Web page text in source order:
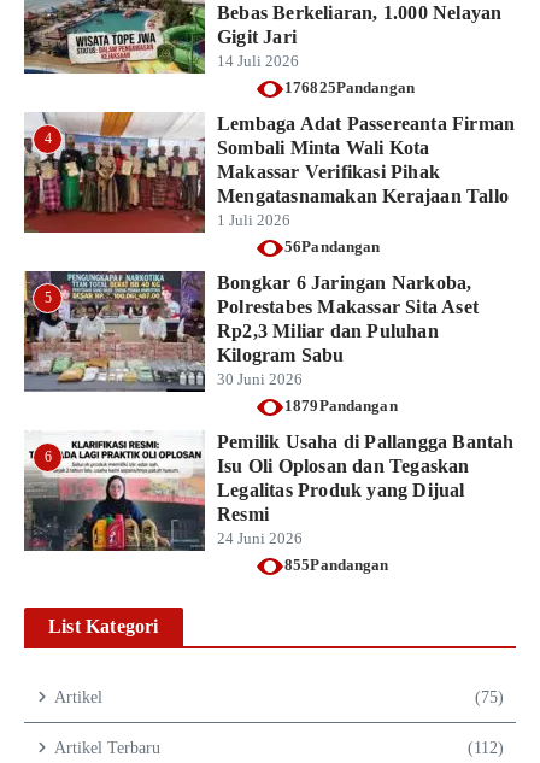
Bebas Berkeliaran, 1.000 Nelayan
Gigit Jari
14 Juli 2026
176825Pandangan
4
Lembaga Adat Passereanta Firman
Sombali Minta Wali Kota
Makassar Verifikasi Pihak
Mengatasnamakan Kerajaan Tallo
1 Juli 2026
56Pandangan
5
Bongkar 6 Jaringan Narkoba,
Polrestabes Makassar Sita Aset
Rp2,3 Miliar dan Puluhan
Kilogram Sabu
30 Juni 2026
1879Pandangan
6
Pemilik Usaha di Pallangga Bantah
Isu Oli Oplosan dan Tegaskan
Legalitas Produk yang Dijual
Resmi
24 Juni 2026
855Pandangan
List Kategori
Artikel (75)
Artikel Terbaru (112)